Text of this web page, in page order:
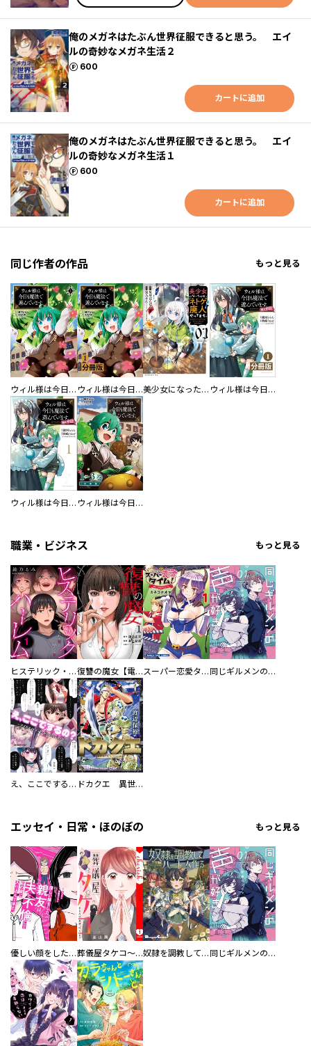
俺のメガネはたぶん世界征服できると思う。 エイ
ルの奇妙なメガネ生活２
600
ポイント
カートに追加
俺のメガネはたぶん世界征服できると思う。 エイ
ルの奇妙なメガネ生活１
600
ポイント
カートに追加
同じ作者の作品 もっと見る
ウィル様は今日も魔法で遊んでいます。 ウィル様は今日も魔法で遊んでいます。【分冊版】 美少女になったけど、ネトゲ廃人やってます。 ウィル様は今日も魔法で遊んでいます。ねくすと！【分冊版】
ウィル様は今日も魔法で遊んでいます。ねくすと！ ウィル様は今日も魔法で遊んでいます。合本版
職業・ビジネス もっと見る
ヒステリック・ハーレム～搾られる男と堕ちる女～【電子単行本版】 復讐の魔女【電子単行本版】 スーパー恋愛タイム！～現場でドＳな彼女は自宅でデレる～ 同じギルメンの声が好き
え、ここでするの？ アイドルのファンが知らない日常 ドカクエ 異世界ドカコッククエスト
エッセイ・日常・ほのぼの もっと見る
優しい顔をした親友は、夫と不倫して私の家に入り込んできた。 葬儀屋タケコ～あなたの最期、叶えます【電子単行本版】 奴隷を調教してハーレム作る 同じギルメンの声が好き